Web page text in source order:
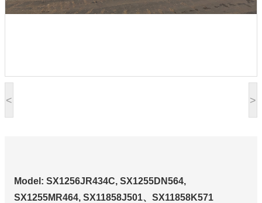
< >
Model: SX1256JR434C, SX1255DN564,
SX1255MR464, SX11858J501、SX11858K571